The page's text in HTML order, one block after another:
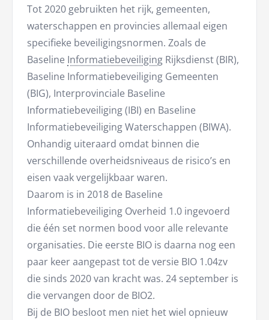
Tot 2020 gebruikten het rijk, gemeenten,
waterschappen en provincies allemaal eigen
specifieke beveiligingsnormen. Zoals de
Baseline Informatiebeveiliging Rijksdienst (BIR),
Baseline Informatiebeveiliging Gemeenten
(BIG), Interprovinciale Baseline
Informatiebeveiliging (IBI) en Baseline
Informatiebeveiliging Waterschappen (BIWA).
Onhandig uiteraard omdat binnen die
verschillende overheidsniveaus de risico’s en
eisen vaak vergelijkbaar waren.
Daarom is in 2018 de Baseline
Informatiebeveiliging Overheid 1.0 ingevoerd
die één set normen bood voor alle relevante
organisaties. Die eerste BIO is daarna nog een
paar keer aangepast tot de versie BIO 1.04zv
die sinds 2020 van kracht was. 24 september is
die vervangen door de BIO2.
Bij de BIO besloot men niet het wiel opnieuw